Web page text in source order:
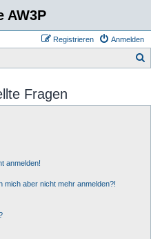
AW3P
Anmelden
Registrieren
h
Fragen
anmelden!
mich aber nicht mehr anmelden?!